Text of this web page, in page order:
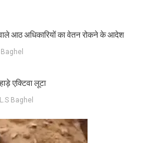
आठ अधिकारियों का वेतन रोकने के आदेश
Baghel
एक्टिवा लूटा
L.S Baghel